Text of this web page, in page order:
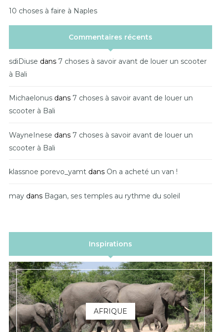
10 choses à faire à Naples
Commentaires récents
sdiDiuse dans 7 choses à savoir avant de louer un scooter
à Bali
Michaelonus dans 7 choses à savoir avant de louer un
scooter à Bali
WayneInese dans 7 choses à savoir avant de louer un
scooter à Bali
klassnoe porevo_yamt dans On a acheté un van !
may dans Bagan, ses temples au rythme du soleil
Inspirations
AFRIQUE